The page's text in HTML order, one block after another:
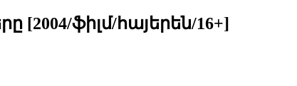
[2004/ֆիլմ/հայերեն/16+]